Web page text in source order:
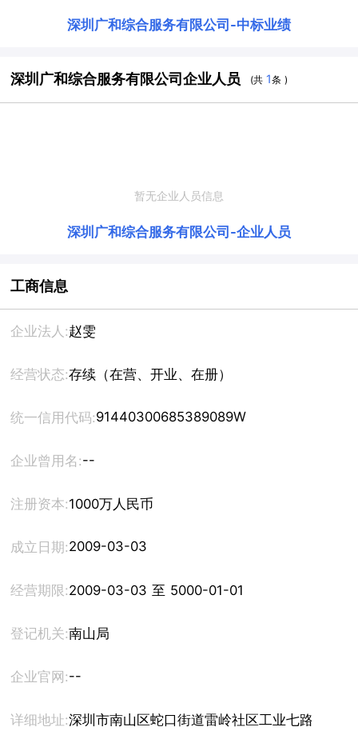
深圳广和综合服务有限公司 -中标业绩
深圳广和综合服务有限公司企业人员 (共 1条 )
暂无企业人员信息
深圳广和综合服务有限公司 -企业人员
工商信息
企业法人:赵雯
经营状态:存续（在营、开业、在册）
统一信用代码:91440300685389089W
企业曾用名:--
注册资本:1000万人民币
成立日期:2009-03-03
经营期限: 2009-03-03 至 5000-01-01
登记机关:南山局
企业官网:--
详细地址:深圳市南山区蛇口街道雷岭社区工业七路25号-